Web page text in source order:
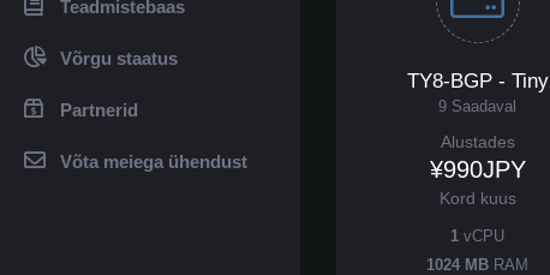
Teadmistebaas
Võrgu staatus
Partnerid
Võta meiega ühendust
TY8-BGP - Tiny
9 Saadaval
Alustades
¥990JPY
Kord kuus
1 vCPU
1024 MB RAM